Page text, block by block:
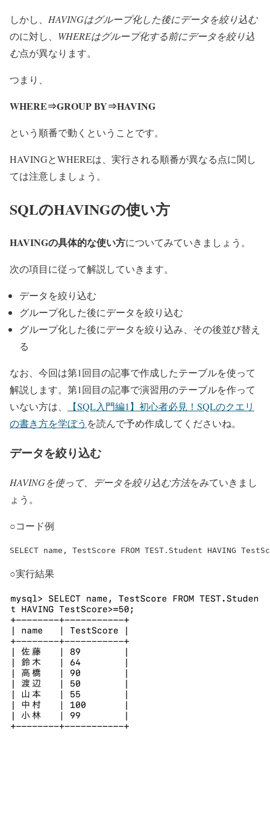
しかし、 HAVINGはグループ化した後にデータを絞り込む
のに対し、 WHEREはグループ化する前にデータを絞り込
む点が異なります。
つまり、
WHERE⇒GROUP BY⇒HAVING
という順番で動くということです。
HAVINGとWHEREは、実行される順番が異なる点に関し
ては注意しましょう。
SQLのHAVINGの使い方
HAVINGの具体的な使い方についてみていきましょう。
次の項目に従って解説していきます。
データを絞り込む
グループ化した後にデータを絞り込む
グループ化した後にデータを絞り込み、その後並び替え
る
なお、今回は第1回目の記事で作成したテーブルを使って
解説します。第1回目の記事で演習用のテーブルを作って
いない方は、
【SQL入門編1】初心者必見！SQLのクエリ
の書き方を学ぼう を読んで予め作成してくださいね。
データを絞り込む
HAVINGを使って、データを絞り込む方法をみていきまし
ょう。
○コード例
SELECT name, TestScore FROM TEST.Student HAVING
○実行結果